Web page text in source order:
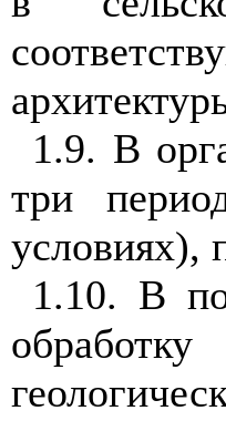
архи
1.9. В
трипери
условиях),
1.10. В
геол